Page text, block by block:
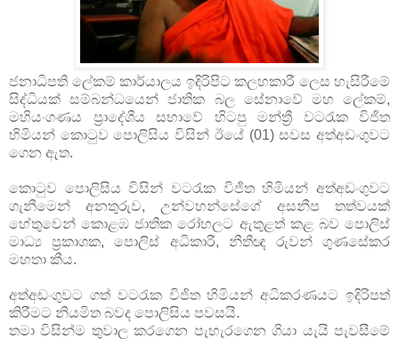
ජනාධිපති ‍ලේකම් කාර්යාලය ඉදිරිපිට කලහකාරී ලෙස හැසිරීමේ
සිද්ධියක් සම්බන්ධයෙන් ජාතික බල සේනාවේ මහ ‍ලේකම්,
මහියංගණය ප්‍රාදේශීය සභාවේ හිටපු මන්ත්‍රී වටරැක විජිත
හිමියන් කොටුව ‍පොලිසිය විසින් ඊයේ (01) සවස අත්අඩංගුවට
ගෙන ඇත.
කොටුව ‍පොලිසිය විසින් වටරැක විජිත හිමියන් අත්අඩංගුවට
ගැනීමෙන් අනතුරුව, උන්වහන්සේගේ අසනීප තත්වයක්
හේතුවෙන් කොළඹ ජාතික රෝහලට ඇතුළත් කළ බව ‍පොලිස්
මාධ්‍ය ප්‍රකාශක, ‍පොලිස් අධිකාරී, නීතීඥ රුවන් ගුණසේකර
මහතා කීය.
අත්අඩංගුවට ගත් වටරැක විජිත හිමියන් අධිකරණයට ඉදිරිපත්
කිරීමට නියමිත බවද ‍පොලිසිය පවසයි.
තමා විසින්ම තුවාල කරගෙන පැහැරගෙන ගියා යැයි පැවසීමේ